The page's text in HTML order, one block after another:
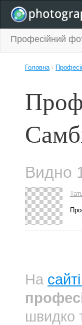
Професійний
Головна›
Видно
На
швидко